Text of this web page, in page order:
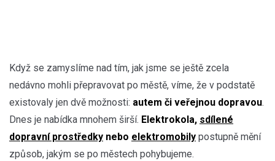
Když se zamyslíme nad tím, jak jsme se ještě zcela
nedávno mohli přepravovat po městě, víme, že v podstatě
existovaly jen dvě možnosti: autem či veřejnou dopravou.
Dnes je nabídka mnohem širší. Elektrokola, sdílené
dopravní prostředky nebo elektromobily postupně mění
způsob, jakým se po městech pohybujeme.